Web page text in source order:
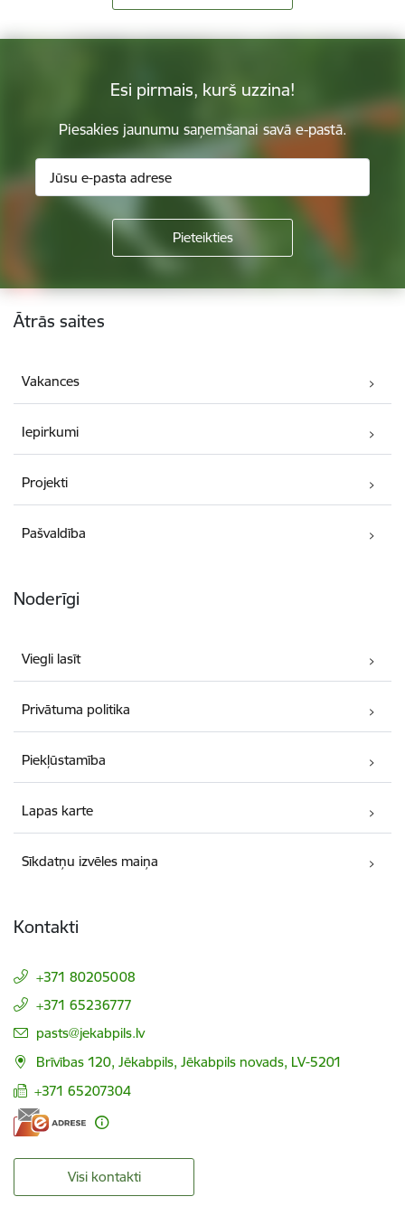
Esi pirmais, kurš uzzina!
Piesakies jaunumu saņemšanai savā e-pastā.
Kājene
Ātrās saites
Vakances
Iepirkumi
Projekti
Pašvaldība
Noderīgi
Viegli lasīt
Privātuma politika
Piekļūstamība
Lapas karte
Sīkdatņu izvēles maiņa
Kontakti
+371 80205008
+371 65236777
E-pasts:
pasts@jekabpils.lv
Brīvības 120, Jēkabpils, Jēkabpils novads, LV-5201
+371 65207304
Visi kontakti